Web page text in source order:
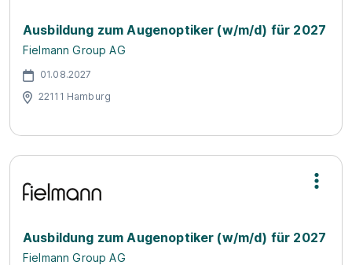
Ausbildung zum Augenoptiker (w/m/d) für 2027
Fielmann Group AG
01.08.2027
22111 Hamburg
Ausbildung zum Augenoptiker (w/m/d) für 2027
Fielmann Group AG